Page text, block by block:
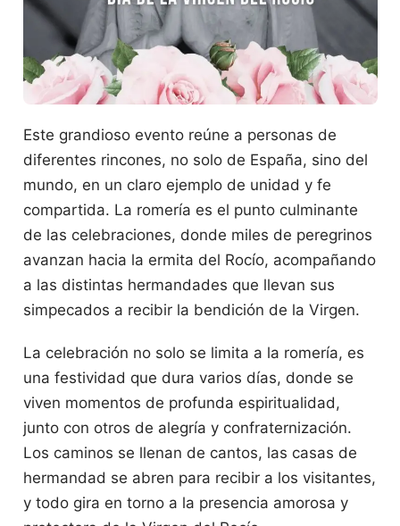
Este grandioso evento reúne a personas de
diferentes rincones, no solo de España, sino del
mundo, en un claro ejemplo de unidad y fe
compartida. La romería es el punto culminante
de las celebraciones, donde miles de peregrinos
avanzan hacia la ermita del Rocío, acompañando
a las distintas hermandades que llevan sus
simpecados a recibir la bendición de la Virgen.
La celebración no solo se limita a la romería, es
una festividad que dura varios días, donde se
viven momentos de profunda espiritualidad,
junto con otros de alegría y confraternización.
Los caminos se llenan de cantos, las casas de
hermandad se abren para recibir a los visitantes,
y todo gira en torno a la presencia amorosa y